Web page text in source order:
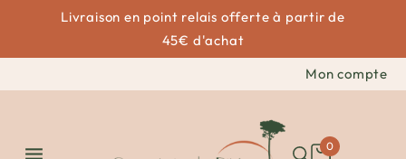
Livraison en point relais offerte à partir de
45€ d'achat
Mon compte
 0